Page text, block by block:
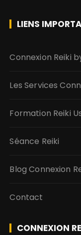
LIENS
Connexion Reiki
Les Services
Formation Reiki
Séance Reiki
Blog Connexion
Contact
CONNEXION